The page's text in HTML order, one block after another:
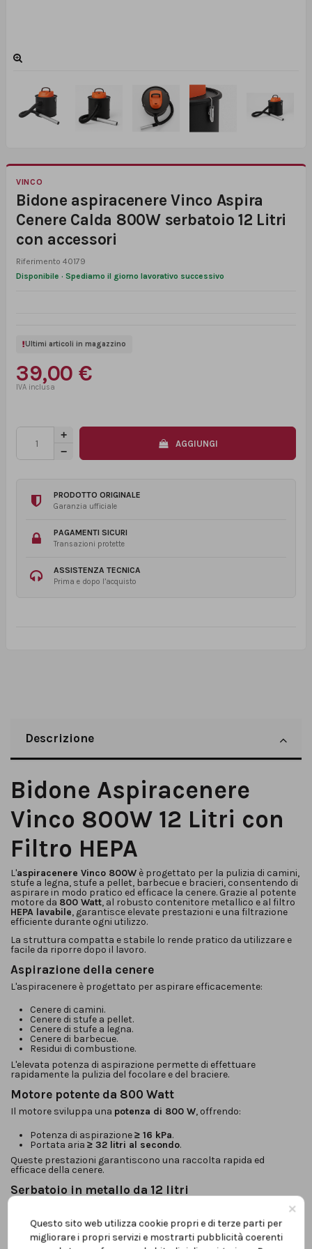
VINCO
Bidone aspiracenere Vinco Aspira
Cenere Calda 800W serbatoio 12 Litri
con accessori
Riferimento 40179
Disponibile · Spediamo il giorno lavorativo successivo
Ultimi articoli in magazzino
39,00 €
AGGIUNGI
PRODOTTO ORIGINALE
Garanzia ufficiale
PAGAMENTI SICURI
Transazioni protette
ASSISTENZA TECNICA
Prima e dopo l’acquisto
Descrizione
Bidone Aspiracenere
Vinco 800W 12 Litri con
Filtro HEPA
L'aspiracenere Vinco 800W è progettato per la pulizia di camini,
stufe a legna, stufe a pellet, barbecue e bracieri, consentendo di
aspirare in modo pratico ed efficace la cenere. Grazie al potente
motore da 800 Watt, al robusto contenitore metallico e al filtro
HEPA lavabile, garantisce elevate prestazioni e una filtrazione
efficiente durante ogni utilizzo.
La struttura compatta e stabile lo rende pratico da utilizzare e
facile da riporre dopo il lavoro.
Aspirazione della cenere
L'aspiracenere è progettato per aspirare efficacemente:
Cenere di camini.
Cenere di stufe a pellet.
Cenere di stufe a legna.
Cenere di barbecue.
Residui di combustione.
L'elevata potenza di aspirazione permette di effettuare
rapidamente la pulizia del focolare e del braciere.
Motore potente da 800 Watt
Il motore sviluppa una potenza di 800 W, offrendo:
Potenza di aspirazione≥ 16 kPa.
Portata aria ≥ 32 litri al secondo.
Queste prestazioni garantiscono una raccolta rapida ed
efficace della cenere.
Serbatoio in metallo da 12 litri
capacità di raccolta e garantisce resistenza agli urti e all'usura.
La capienza permette di effettuare più operazioni di pulizia prima
dello svuotamento.
×
Questo sito web utilizza cookie propri e di terze parti per
migliorare i propri servizi e mostrarti pubblicità coerenti